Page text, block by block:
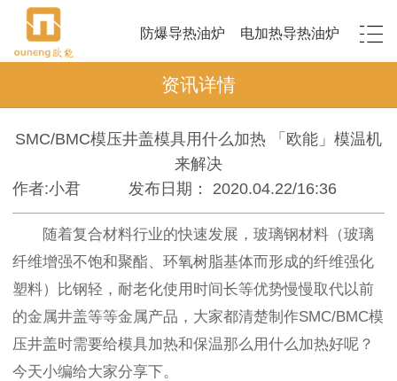
防爆导热油炉 电加热导热油炉
资讯详情
SMC/BMC模压井盖模具用什么加热 「欧能」模温机
来解决
作者:小君
发布日期： 2020.04.22/16:36
随着复合材料行业的快速发展，玻璃钢材料（玻璃
纤维增强不饱和聚酯、环氧树脂基体而形成的纤维强化
塑料）比钢轻，耐老化使用时间长等优势慢慢取代以前
的金属井盖等等金属产品，大家都清楚制作SMC/BMC模
压井盖时需要给模具加热和保温那么用什么加热好呢？
今天小编给大家分享下。